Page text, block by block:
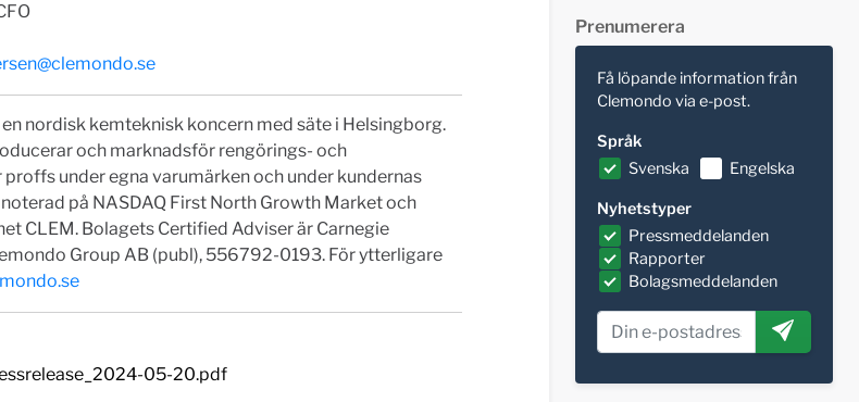
en nordisk kemteknisk koncern med säte i Helsingborg.
och marknadsför rengörings- och
under egna varumärken och under kundernas
på NASDAQ First North Growth Market och
CLEM. Bolagets Certified Adviser är Carnegie
Group AB (publ), 556792-0193. För ytterligare
05-20.pdf
Prenumerera
Få löpande information från
Clemondo via e-post.
Språk
Svenska
Engelska
Nyhetstyper
Pressmeddelanden
Rapporter
Bolagsmeddelanden